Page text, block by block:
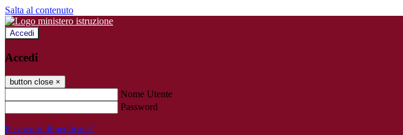
Salta al contenuto
Accedi
Accedi
button close ×
Nome Utente
Password
Password dimenticata?